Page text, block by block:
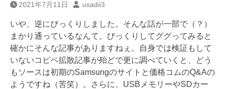
2021年7月11日 usadii3
いや、逆にびっくりしました。そんな話が一部で（？）
まかり通っているなんて。びっくりしてググってみると
確かにそんな記事がありますねぇ。自身では検証もして
いないコピペ拡散記事が殆どで更に調べていくと、どう
もソースは初期のSamsungのサイトと価格コムのQ&Aの
ようですね（苦笑）。さらに、USBメモリーやSDカー